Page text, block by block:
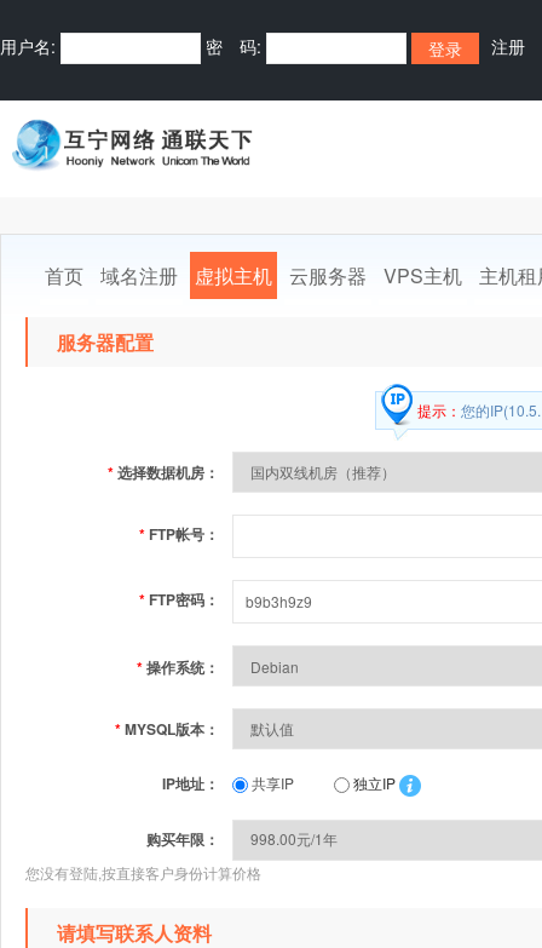
用户名: 密 码: 注册
首页 域名注册 虚拟主机 云服务器 VPS主机 主机
服务器配置
提示： 您的
*选择数据机房：
* FTP帐号：
* FTP密码：
*操作系统：
*MYSQL版本：
IP地址： 共享IP 独立IP
购买年限：
您没有登陆,按直接客户身份计算价格
请填写联系人资料